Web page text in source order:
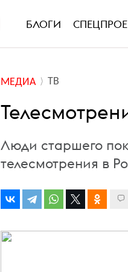
БЛОГИ
МЕДИА ТВ
Люди старшего
телесмотрения в